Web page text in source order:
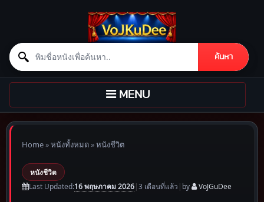
Search for:
ค้นหา
Skip to content
TOGGLE
NAVIGATION
MENU
Home»หนังทั้งหมด»หนังชีวิต
หนังชีวิต
Last Updated:16 พฤษภาคม 2026|3 เดือนที่แล้ว | by VoJGuDee